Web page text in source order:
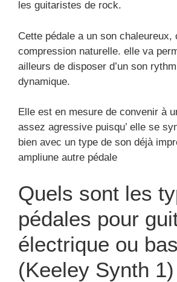
les guitaristes de rock.
Cette pédale a un son chaleureux,
compression naturelle. elle va
ailleurs de disposer d’un son
dynamique.
Elle est en mesure de convenir à
assez agressive puisqu’ elle se
bien avec un type de son déjà
ampliune autre pédale
Quels sont les
pédales pour
électrique ou
(Keeley Synth 1)